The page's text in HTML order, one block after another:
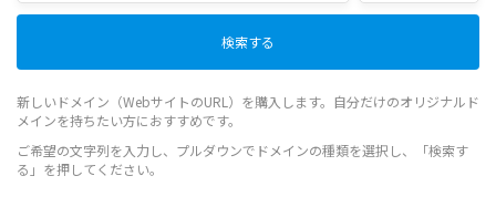
新しいドメイン（WebサイトのURL）を購入します。自分だけのオリジナルド
メインを持ちたい方におすすめです。
ご希望の文字列を入力し、プルダウンでドメインの種類を選択し、「検索す
る」を押してください。